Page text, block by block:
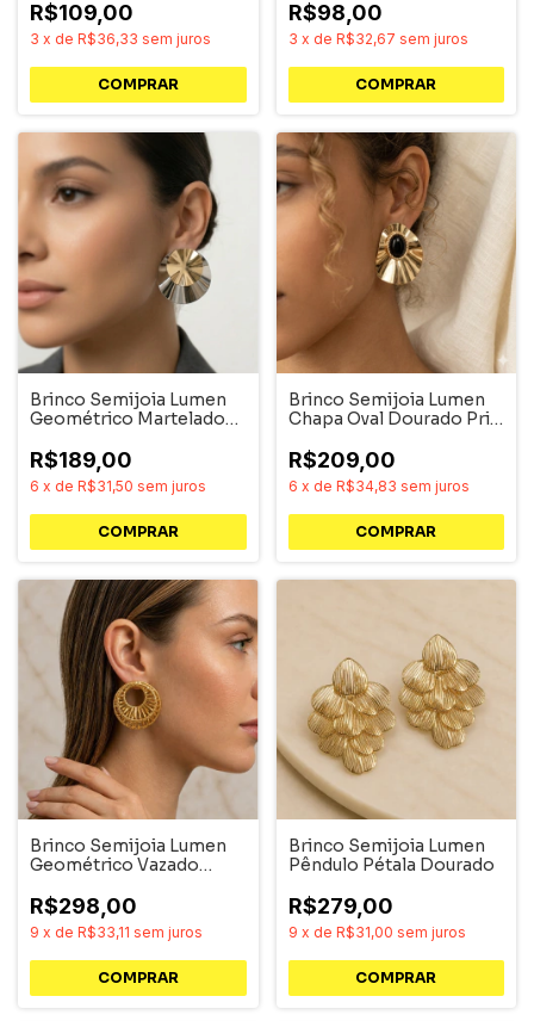
R$109,00
3 x de R$36,33 sem juros
COMPRAR
R$98,00
3 x de R$32,67 sem juros
Brinco Semijoia Lumen
Geométrico Martelado
R$189,00
6 x de R$31,50 sem juros
Brinco Semijoia Lumen
Chapa Oval Dourado Pri
R$209,00
6 x de R$34,83 sem juros
Brinco Semijoia Lumen
Geométrico Vazado
R$298,00
9 x de R$33,11 sem juros
Brinco Semijoia Lumen
Pêndulo Pétala Dourado
R$279,00
9 x de R$31,00 sem juros